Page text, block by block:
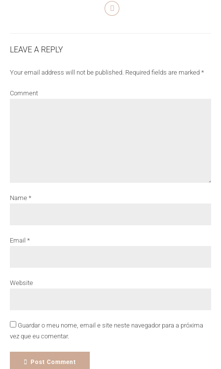
LEAVE A REPLY
Your email address will not be published. Required fields are marked *
Comment
Name *
Email *
Website
Guardar o meu nome, email e site neste navegador para a próxima
vez que eu comentar.
Post Comment